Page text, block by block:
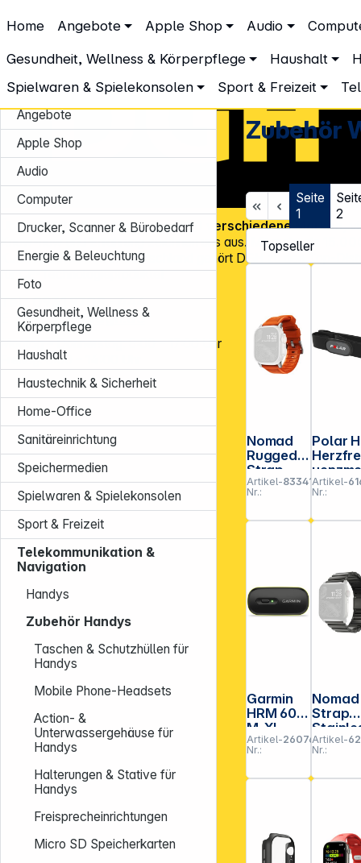
Home Angebote Apple Shop Audio
Gesundheit, Wellness & Körperpflege Haushalt
Spielwaren & Spielekonsolen
Sport & Freizeit
Telekommunikation & Navigation Zubehör Handys Zubehör
Zubehör Wearables
Angebote
Apple Shop
Audio
Computer
Drucker, Scanner & Bürobedarf
Energie & Beleuchtung
Foto
Gesundheit, Wellness &
Körperpflege
Haushalt
Haustechnik & Sicherheit
Home-Office
Sanitäreinrichtung
Speichermedien
Spielwaren & Spielekonsolen
Sport & Freizeit
Telekommunikation &
Navigation
Handys
Zubehör Handys
Taschen & Schutzhüllen für
Handys
Mobile Phone-Headsets
Action- &
Unterwassergehäuse für
Handys
Halterungen & Stative für
Handys
Freisprecheinrichtungen
Micro SD Speicherkarten
Zubehör
Seite
1
2
Nomad
Rugged
Strap
Ultra
Orange
Connect
or Silver
Artikel-
Nr.:
833415
Polar
ser
schwarz
Artikel-
Nr.:
Garmin
HRM 600
M-XL
Artikel-
Nr.:
260768
Nomad
Strap
Steel
Graphite
42/44/
Artikel-
Nr.:
Über45.000 Artikelund über600 verschiedene Marken,
Know-how und Erfahrung zeichnen uns aus. Mit mehr als
Kundenadressenin Deutschland gehört DGH zu den Top-
für CE-Technologieprodukte!
Tel.: 0931 9708 - 444
E-Mail:info@dgh.de
Montag – Donnerstag: 8:00 – 17:00 Uhr
Freitag: 8:00 – 14:00 Uhr